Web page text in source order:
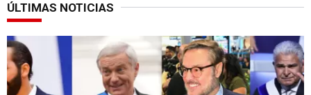
ÚLTIMAS NOTICIAS